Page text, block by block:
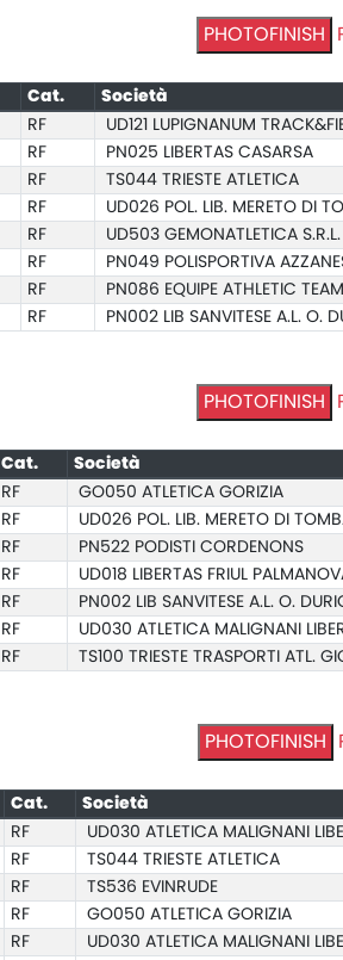
PHOTOFINISH
Cat. Società
RF UD121 LUPIGNANUM
RF PN025 LIBERTAS CASARSA
RF TS044 TRIESTE ATLETICA
RF UD026 POL. LIB. MERETO DI
RF UD503 GEMONATLETICA S.R.L.
RF PN049 POLISPORTIVA
RF PN086 EQUIPE ATHLETIC TEAM
RF PN002 LIB SANVITESE A.L. O.
PHOTOFINISH
Cat. Società
RF GO050 ATLETICA GORIZIA
RF UD026 POL. LIB. MERETO DI
RF PN522 PODISTI CORDENONS
RF UD018 LIBERTAS FRIUL
RF PN002 LIB SANVITESE A.L. O.
RF UD030 ATLETICA MALIGNANI
RF TS100 TRIESTE TRASPORTI ATL.
PHOTOFINISH
Cat. Società
RF UD030 ATLETICA MALIGNANI
RF TS044 TRIESTE ATLETICA
RF TS536 EVINRUDE
RF GO050 ATLETICA GORIZIA
RF UD030 ATLETICA MALIGNANI